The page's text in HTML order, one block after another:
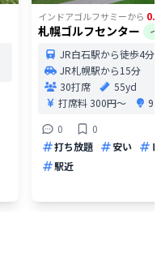
インドアゴルフサミーから
札幌ゴルフセンター
JR白石駅から徒歩4分
JR札幌駅から15分
30打席
55yd
打席料300円〜
0
0
打ち放題
安い
駅近